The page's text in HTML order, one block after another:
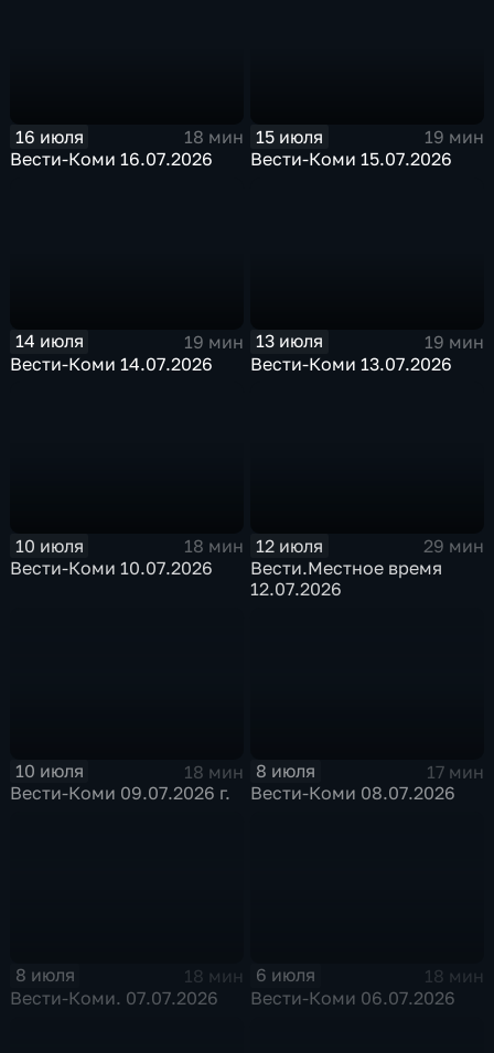
16 июля
18 мин
Вести-Коми 16.07.2026
15 июля
19 мин
Вести-Коми 15.07.2026
14 июля
19 мин
Вести-Коми 14.07.2026
13 июля
19 мин
Вести-Коми 13.07.2026
10 июля
18 мин
Вести-Коми 10.07.2026
12 июля
29 мин
Вести.Местное время
12.07.2026
10 июля
18 мин
Вести-Коми 09.07.2026 г.
8 июля
17 мин
Вести-Коми 08.07.2026
8 июля
18 мин
Вести-Коми. 07.07.2026
6 июля
18 мин
Вести-Коми 06.07.2026